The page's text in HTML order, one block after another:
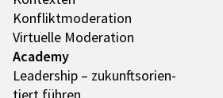
Konflikt­mo­de­ra­tion
Virtu­elle Mode­ra­tion
Academy
Leader­ship – zukunfts­ori­en­